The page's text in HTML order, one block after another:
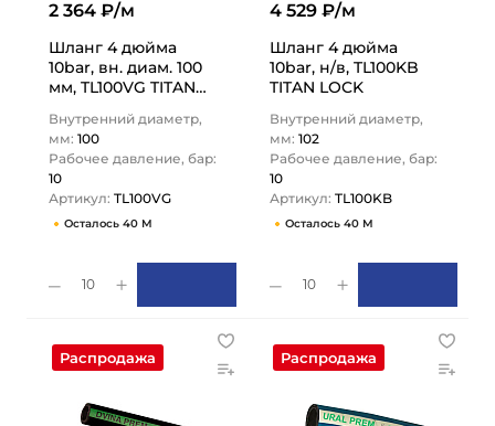
2 364 ₽/м
Шланг 4 дюйма
10bar, вн. диам. 100
мм, TL100VG TITAN
Внутренний диаметр,
мм: 100
Рабочее давление, бар:
10
Артикул: TL100VG
Осталось 40 М
10
4 529 ₽/м
Шланг 4 дюйма
10bar, н/в, TL100KB
TITAN LOCK
Внутренний диаметр,
мм: 102
Рабочее давление, бар:
10
Артикул: TL100KB
Осталось 40 М
10
Распродажа Распродажа